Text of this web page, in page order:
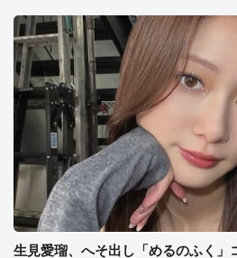
生見愛瑠、へそ出し「めるのふく」